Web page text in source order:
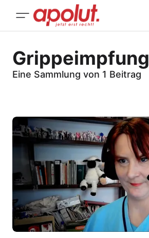
Grippeimpfung
Eine Sammlung von 1 Beitrag